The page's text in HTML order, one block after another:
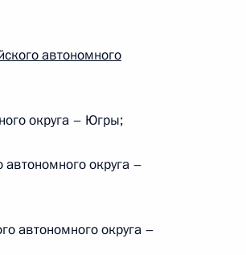
автономного
округа – Югры;
автономного округа –
автономного округа –